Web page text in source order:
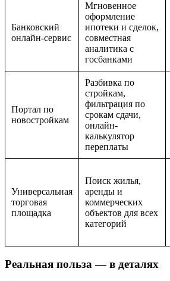
Банковский
онлайн-сервис
Мгновенное
оформление
ипотеки и сделок,
совместная
аналитика с
госбанками
Портал по
новостройкам
Разбивка по
стройкам,
фильтрация по
срокам сдачи,
онлайн-
калькулятор
переплаты
Универсальная
торговая
площадка
Поиск жилья,
аренды и
коммерческих
объектов для всех
категорий
Реальная польза — в деталях